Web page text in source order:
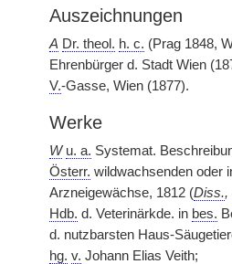
Auszeichnungen
A Dr. theol. h. c. (Prag 1848,
Ehrenbürger d. Stadt Wien
V.-Gasse, Wien (1877).
Werke
W u. a. Systemat.
Österr. wildwachsenden oder
Arzneigewächse, 1812 (Diss.,
Hdb. d. Veterinärkde. in bes.
d. nutzbarsten Haus-
hg. v. Johann Elias Veith;